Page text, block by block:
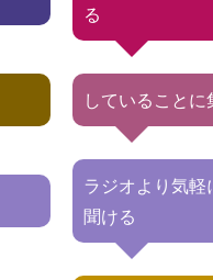
る
していることに
ラジオより気
聞ける